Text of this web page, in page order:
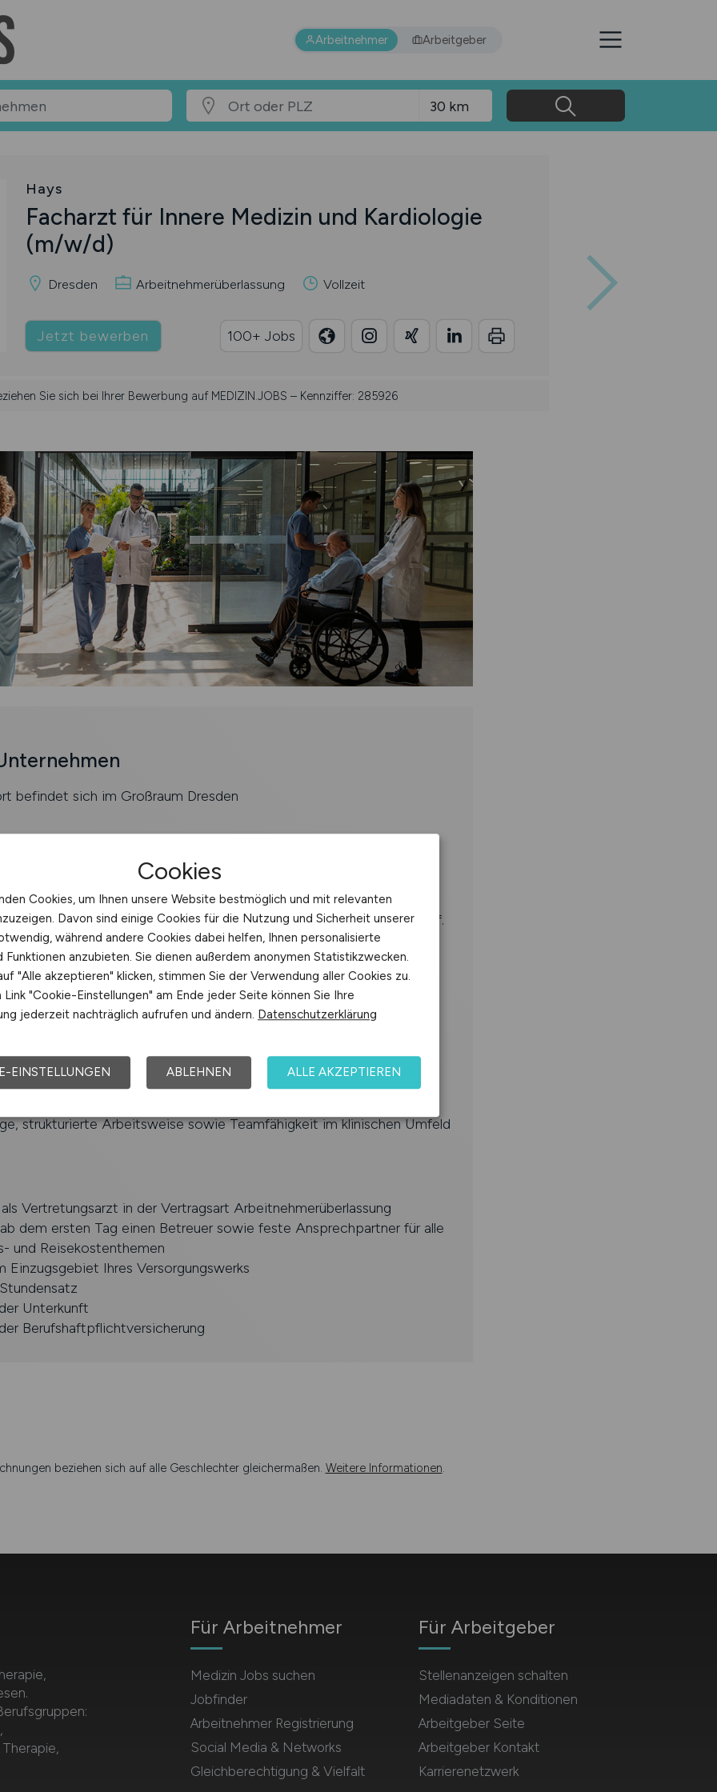
Arbeitnehmer Arbeitgeber
Hays
Facharzt für Innere Medizin und Kardiologie
(m/w/d)
Dresden Arbeitnehmerüberlassung Vollzeit
Jetzt bewerben 100+ Jobs
Sie sich bei Ihrer Bewerbung auf MEDIZIN.JOBS – Kennziffer: 285926
befindet sich im Großraum Dresden
Betreuung der internistischen Station, insbesondere im Bereich
und Befundung kardiologischer Untersuchungen (z.?B. EKG, Echo, ggf.
Zusammenarbeit sowie Unterstützung bei der
und Dokumentation
w/d) für Innere Medizin mit Schwerpunkt Kardiologie
in der kardiologischen Diagnostik und stationären
strukturierte Arbeitsweise sowie Teamfähigkeit im klinischen Umfeld
Vertretungsarzt in der Vertragsart Arbeitnehmerüberlassung
dem ersten Tag einen Betreuer sowie feste Ansprechpartner für alle
und Reisekostenthemen
Einzugsgebiet Ihres Versorgungswerks
Unterkunft
Berufshaftpflichtversicherung
beziehen sich auf alle Geschlechter gleichermaßen. Weitere Informationen.
Für Arbeitnehmer
Medizin Jobs suchen
Jobfinder
Arbeitnehmer Registrierung
Social Media & Networks
Gleichberechtigung & Vielfalt
Für Arbeitgeber
Stellenanzeigen schalten
Mediadaten & Konditionen
Arbeitgeber Seite
Arbeitgeber Kontakt
Karrierenetzwerk
Cookies
Cookies, um Ihnen unsere Website bestmöglich und mit relevanten
Davon sind einige Cookies für die Nutzung und Sicherheit unserer
während andere Cookies dabei helfen, Ihnen personalisierte
Funktionen anzubieten. Sie dienen außerdem anonymen Statistikzwecken.
"Alle akzeptieren" klicken, stimmen Sie der Verwendung aller Cookies zu.
"Cookie-Einstellungen" am Ende jeder Seite können Sie Ihre
jederzeit nachträglich aufrufen und ändern. Datenschutzerklärung
EINSTELLUNGEN ABLEHNEN ALLE AKZEPTIEREN